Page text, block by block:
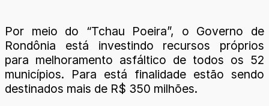
Por meio do “Tchau Poeira”, o Governo de
Rondônia está investindo recursos próprios
para melhoramento asfáltico de todos os 52
municípios. Para está finalidade estão sendo
destinados mais de R$ 350 milhões.